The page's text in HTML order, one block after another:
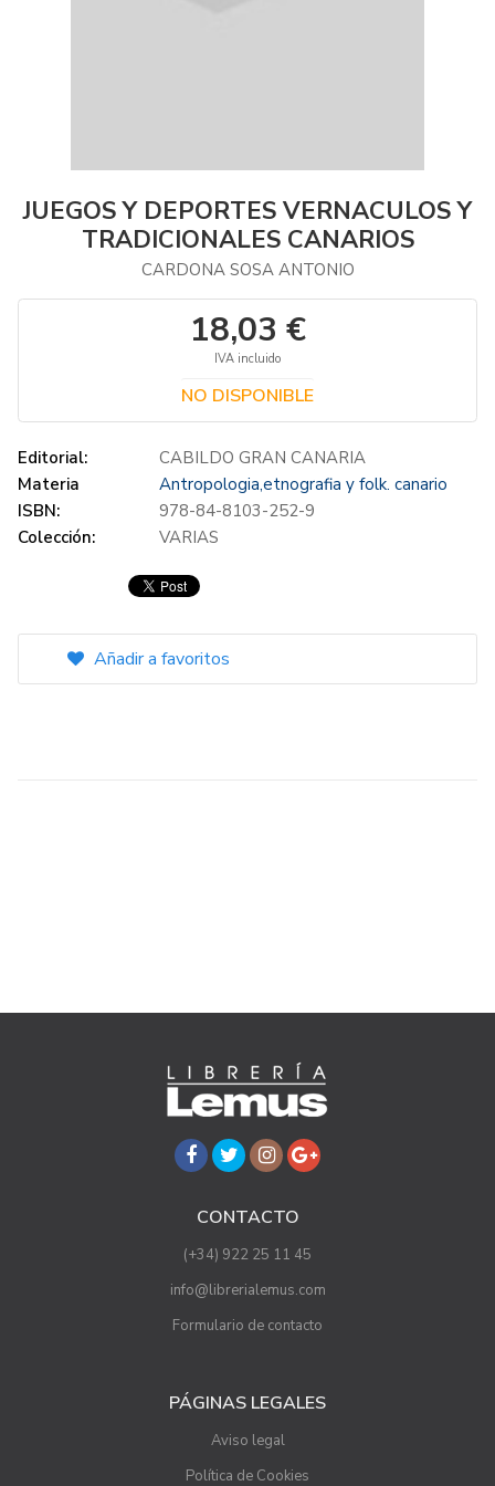
JUEGOS Y DEPORTES VERNACULOS Y
TRADICIONALES CANARIOS
CARDONA SOSA ANTONIO
18,03 €
IVA incluido
NO DISPONIBLE
Editorial:
CABILDO GRAN CANARIA
Materia
Antropologia,etnografia y folk. canario
ISBN:
978-84-8103-252-9
Colección:
VARIAS
Añadir a favoritos
CONTACTO
(+34) 922 25 11 45
info@librerialemus.com
Formulario de contacto
PÁGINAS LEGALES
Aviso legal
Política de Cookies